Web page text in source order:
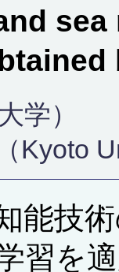
学）
Kyoto
能技
習を